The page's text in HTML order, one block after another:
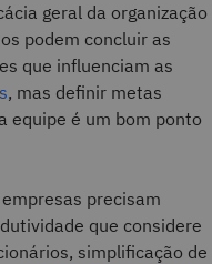
geral da organização
podem concluir as
que influenciam as
, mas definir metas
equipe é um bom ponto
precisam
que considere
simplificação de